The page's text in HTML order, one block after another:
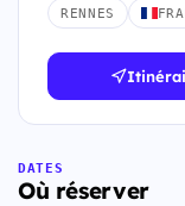
RENNES
DATES
Où réserver